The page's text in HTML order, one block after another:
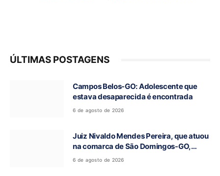
ÚLTIMAS POSTAGENS
Campos Belos-GO: Adolescente que
estava desaparecida é encontrada
6 de agosto de 2026
Juiz Nivaldo Mendes Pereira, que atuou
na comarca de São Domingos-GO,
morre aos 62 anos
6 de agosto de 2026